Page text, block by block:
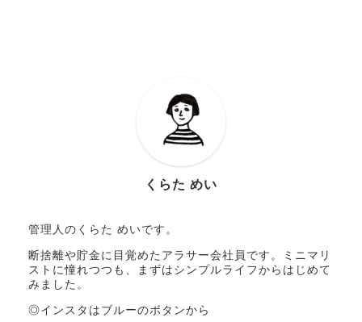
くらた めい
管理人のくらた めいです。
断捨離や貯金に目覚めたアラサー会社員です。ミニマリ
ストに憧れつつも、まずはシンプルライフからはじめて
みました。
◎インスタはブルーのボタンから